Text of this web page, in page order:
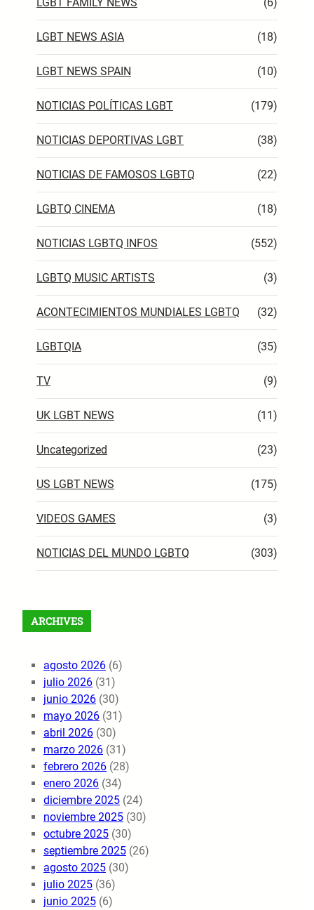
LGBT NEWS ASIA (18)
LGBT NEWS SPAIN (10)
NOTICIAS POLÍTICAS LGBT (179)
NOTICIAS DEPORTIVAS LGBT (38)
NOTICIAS DE FAMOSOS LGBTQ (22)
LGBTQ CINEMA (18)
NOTICIAS LGBTQ INFOS (552)
LGBTQ MUSIC ARTISTS (3)
ACONTECIMIENTOS MUNDIALES LGBTQ (32)
LGBTQIA (35)
TV (9)
UK LGBT NEWS (11)
Uncategorized (23)
US LGBT NEWS (175)
VIDEOS GAMES (3)
NOTICIAS DEL MUNDO LGBTQ (303)
ARCHIVES
agosto 2026 (6)
julio 2026 (31)
junio 2026 (30)
mayo 2026 (31)
abril 2026 (30)
marzo 2026 (31)
febrero 2026 (28)
enero 2026 (34)
diciembre 2025 (24)
noviembre 2025 (30)
octubre 2025 (30)
septiembre 2025 (26)
agosto 2025 (30)
julio 2025 (36)
junio 2025 (6)